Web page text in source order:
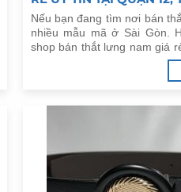
Nếu bạn đang tìm nơi bán
nhiều mẫu mã ở Sài Gòn.
shop bán thắt lưng nam giá